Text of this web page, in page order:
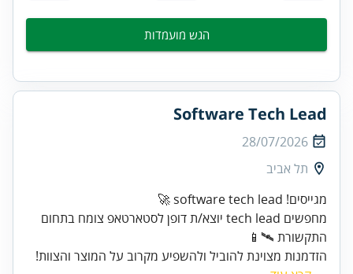
הגש מועמדות
Software Tech Lead
28/07/2026
תל אביב
מגייסים! software tech lead 🚀
מחפשים tech lead יוצא/ת דופן לסטארטאפ צומח בתחום
התקשורת 🛰️📱
הזדמנות מצוינת להוביל ולהשפיע מקרוב על המוצר והצוות!